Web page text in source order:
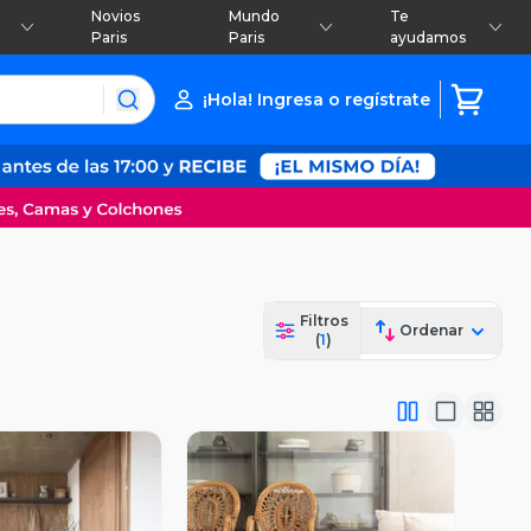
Novios
Paris
Mundo
Paris
Te
ayudamos
¡Hola! Ingresa o regístrate
Filtros
(1)
Ordenar